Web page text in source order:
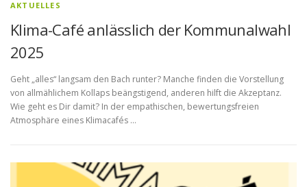
AKTUELLES
Klima-Café anlässlich der Kommunalwahl
2025
Geht „alles“ langsam den Bach runter? Manche finden die Vorstellung
von allmählichem Kollaps beängstigend, anderen hilft die Akzeptanz.
Wie geht es Dir damit? In der empathischen, bewertungsfreien
Atmosphäre eines Klimacafés …